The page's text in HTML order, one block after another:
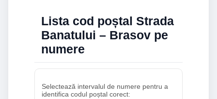
Lista cod poștal Strada
Banatului – Brasov pe
numere
Selectează intervalul de numere pentru a
identifica codul poștal corect: